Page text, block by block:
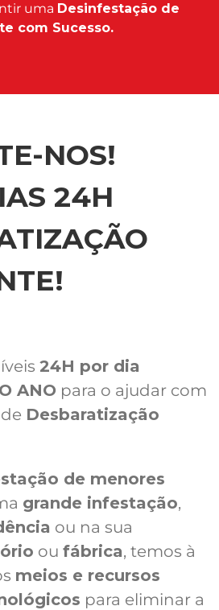
uma Desinfestação de
com Sucesso.
NOS!
24H
24H por dia
ANO para o ajudar com
Desbaratização
de menores
grande infestação,
ou na sua
ou fábrica, temos à
meios e recursos
para eliminar a